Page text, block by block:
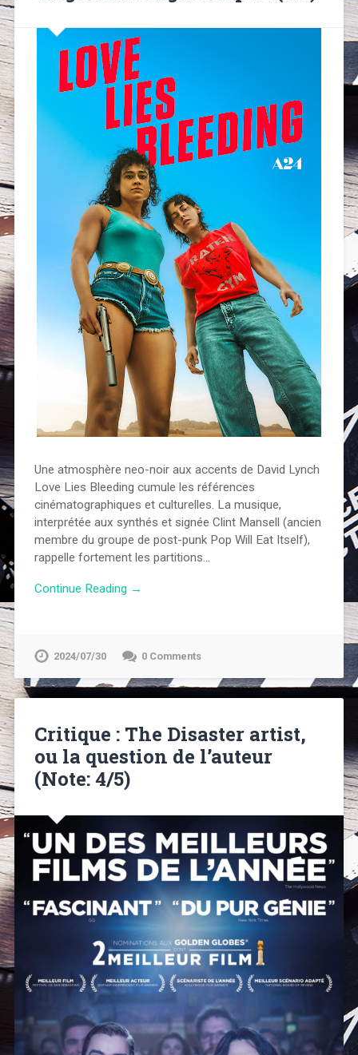
Une atmosphère neo-noir aux accents de David Lynch
Love Lies Bleeding cumule les références
cinématographiques et culturelles. La musique,
interprétée aux synthés et signée Clint Mansell (ancien
membre du groupe de post-punk Pop Will Eat Itself),
rappelle fortement les partitions…
Continue Reading →
2024/07/30 0 Comments
Critique : The Disaster artist,
ou la question de l’auteur
(Note: 4/5)